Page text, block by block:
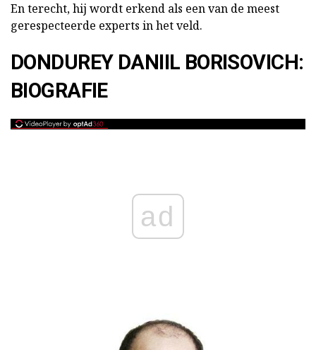
En terecht, hij wordt erkend als een van de meest
gerespecteerde experts in het veld.
DONDUREY DANIIL BORISOVICH:
BIOGRAFIE
ad